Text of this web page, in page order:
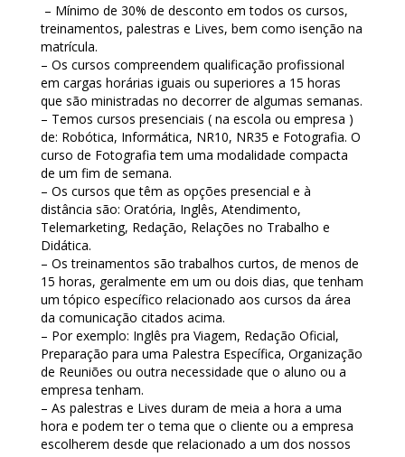
– Mínimo de 30% de desconto em todos os cursos,
treinamentos, palestras e Lives, bem como isenção na
matrícula.
– Os cursos compreendem qualificação profissional
em cargas horárias iguais ou superiores a 15 horas
que são ministradas no decorrer de algumas semanas.
– Temos cursos presenciais ( na escola ou empresa )
de: Robótica, Informática, NR10, NR35 e Fotografia. O
curso de Fotografia tem uma modalidade compacta
de um fim de semana.
– Os cursos que têm as opções presencial e à
distância são: Oratória, Inglês, Atendimento,
Telemarketing, Redação, Relações no Trabalho e
Didática.
– Os treinamentos são trabalhos curtos, de menos de
15 horas, geralmente em um ou dois dias, que tenham
um tópico específico relacionado aos cursos da área
da comunicação citados acima.
– Por exemplo: Inglês pra Viagem, Redação Oficial,
Preparação para uma Palestra Específica, Organização
de Reuniões ou outra necessidade que o aluno ou a
empresa tenham.
– As palestras e Lives duram de meia a hora a uma
hora e podem ter o tema que o cliente ou a empresa
escolherem desde que relacionado a um dos nossos